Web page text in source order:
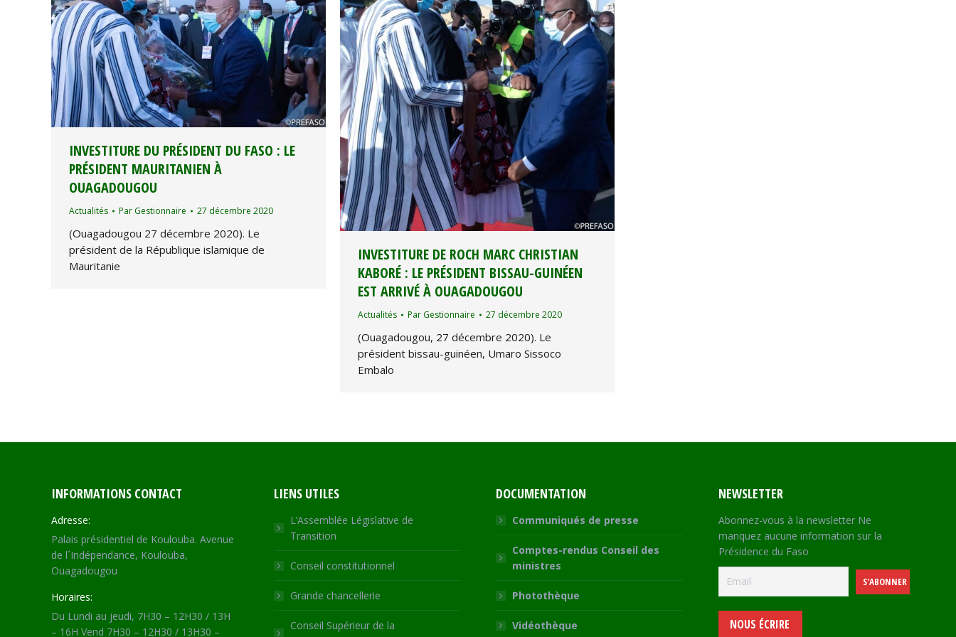
INVESTITURE DU PRÉSIDENT DU FASO : LE
PRÉSIDENT MAURITANIEN À
OUAGADOUGOU
Actualités Par Gestionnaire 27 décembre 2020
(Ouagadougou 27 décembre 2020). Le
président de la République islamique de
Mauritanie
INVESTITURE DE ROCH MARC CHRISTIAN
KABORÉ : LE PRÉSIDENT BISSAU-GUINÉEN
EST ARRIVÉ À OUAGADOUGOU
Actualités Par Gestionnaire 27 décembre 2020
(Ouagadougou, 27 décembre 2020). Le
président bissau-guinéen, Umaro Sissoco
Embalo
INFORMATIONS CONTACT
Adresse:
Palais présidentiel de Koulouba. Avenue
de l´Indépendance, Koulouba,
Ouagadougou
Horaires:
Du Lundi au jeudi, 7H30 – 12H30 / 13H
– 16H Vend 7H30 – 12H30 / 13H30 –
LIENS UTILES
L’Assemblée Législative de
Transition
Conseil constitutionnel
Grande chancellerie
Conseil Supérieur de la
DOCUMENTATION
Communiqués de presse
Comptes-rendus Conseil des
ministres
Photothèque
Vidéothèque
NEWSLETTER
Abonnez-vous à la newsletter Ne
manquez aucune information sur la
Présidence du Faso
NOUS ÉCRIRE